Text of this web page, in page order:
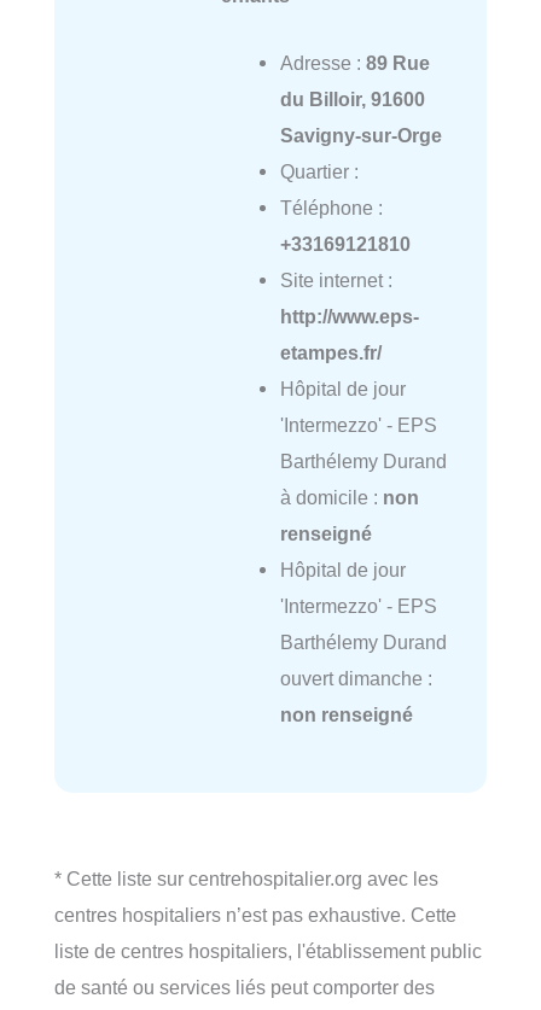
Adresse : 89 Rue
du Billoir, 91600
Savigny-sur-Orge
Quartier :
Téléphone :
+33169121810
Site internet :
http://www.eps-
etampes.fr/
Hôpital de jour
'Intermezzo' - EPS
Barthélemy Durand
à domicile : non
renseigné
Hôpital de jour
'Intermezzo' - EPS
Barthélemy Durand
ouvert dimanche :
non renseigné
* Cette liste sur centrehospitalier.org avec les
centres hospitaliers n’est pas exhaustive. Cette
liste de centres hospitaliers, l'établissement public
de santé ou services liés peut comporter des